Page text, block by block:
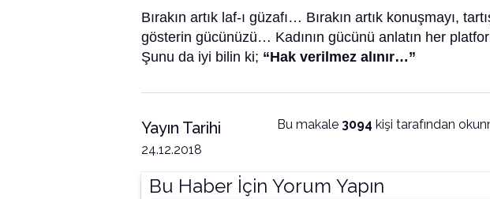
Bırakın artık laf-ı güzafı… Bırakın artık konuşmayı,
gösterin gücünüzü… Kadının gücünü anlatın her
Şunu da iyi bilin ki; “Hak verilmez alınır…”
Yayın Tarihi
24.12.2018
Bu makale 3094 kişi tarafından
Bu Haber İçin Yorum Yapın